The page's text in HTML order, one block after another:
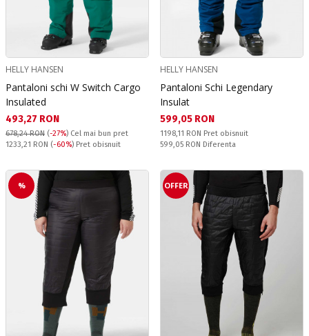
HELLY HANSEN
Pantaloni schi W Switch Cargo
Insulated
Текуща цена:
493,27 RON
678,24 RON (-27%) Cel mai bun pret
Pret obisnuit:
1233,21 RON (-60%) Pret obisnuit
HELLY HANSEN
Pantaloni Schi Legendary
Insulat
Текуща цена:
599,05 RON
Pret obisnuit:
1198,11 RON Pret obisnuit
Спестявате:
599,05 RON Diferenta
% OFFER